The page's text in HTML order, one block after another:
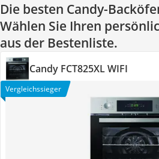
Die besten Candy-
Wählen Sie Ihren
aus der Bestenliste.
Candy FCT825XL WIFI
Vergleichssieger